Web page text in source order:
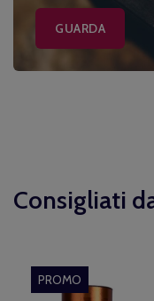
GUARDA
Consigliati
PROMO